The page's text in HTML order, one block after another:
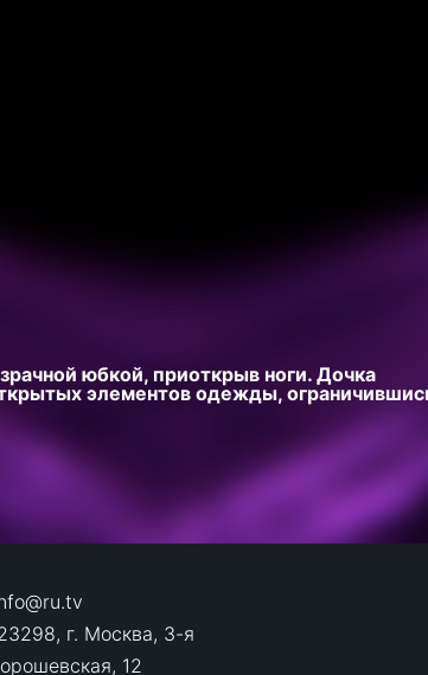
юбкой, приоткрыв ноги. Дочка
элементов одежды,
г. Москва, 3-я
12